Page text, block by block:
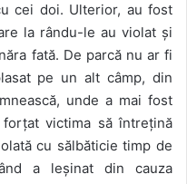
cei doi. Ulterior, au fost
la rându-le au violat și
fată. De parcă nu ar fi
pe un alt câmp, din
unde a mai fost
victima să întrețină
cu sălbăticie timp de
a leșinat din cauza